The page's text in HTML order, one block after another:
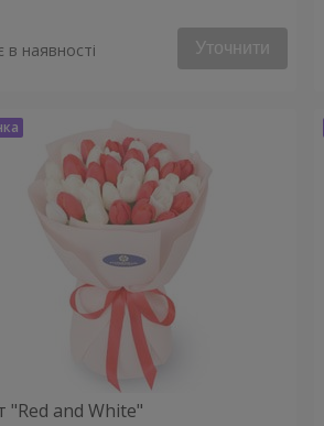
в наявності Уточнити
"Red and White"